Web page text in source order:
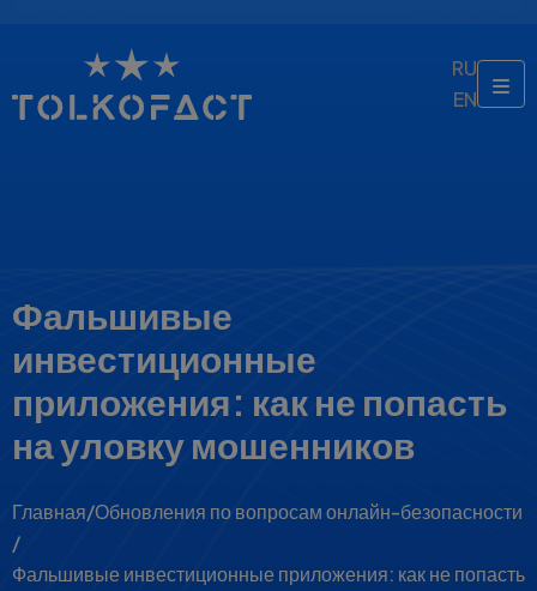
RU
EN
Фальшивые
инвестиционные
приложения: как не попасть
на уловку мошенников
Главная/Обновления по вопросам онлайн-безопасности
/
Фальшивые инвестиционные приложения: как не попасть